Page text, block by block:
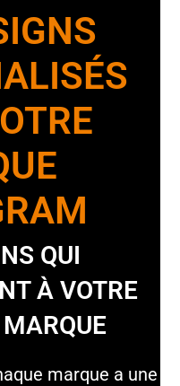
QUI
À VOTRE
marque a une